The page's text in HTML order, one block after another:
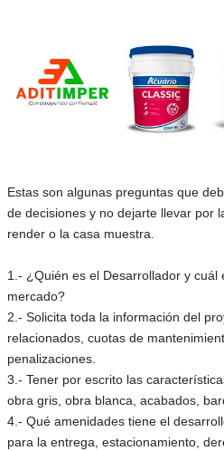
Estas son algunas preguntas que
de decisiones y no dejarte llevar por
render o la casa muestra.
1.- ¿Quién es el Desarrollador y cuál
mercado?
2.- Solicita toda la información del
relacionados, cuotas de
penalizaciones.
3.- Tener por escrito las
obra gris, obra blanca, acabados,
4.- Qué amenidades tiene el
para la entrega, estacionamiento,